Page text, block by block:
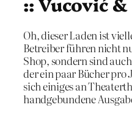
Oh, dieser Laden ist
Betreiber führen nicht
Shop, sondern sind
der ein paar Bücher pro
sich einiges an
handgebundene